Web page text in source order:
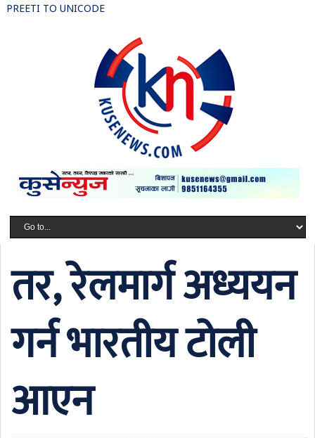
PREETI TO UNICODE
तर, रेलमार्ग अध्ययन
गर्न भारतीय टोली
आएन